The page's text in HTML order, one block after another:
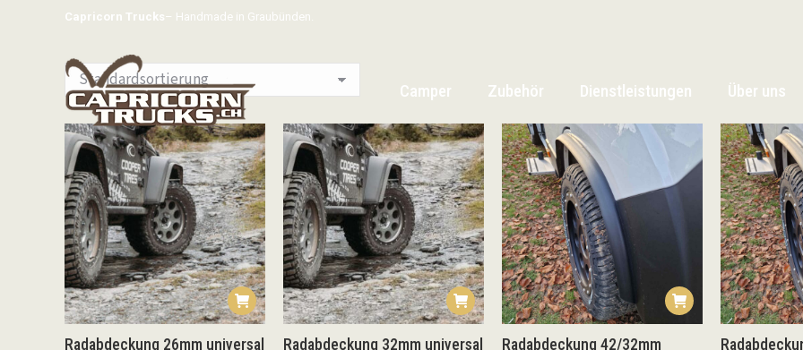
Capricorn Trucks– Handmade in Graubünden.
Camper Zubehör Dienstleistungen Über uns
Radabdeckung 26mm universal Radabdeckung 32mm universal
Radabdeckung 42/32mm